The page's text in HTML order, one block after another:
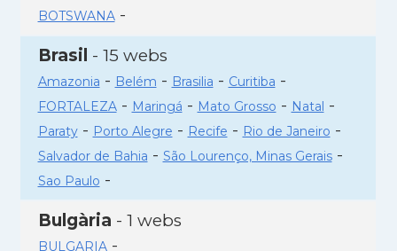
BOTSWANA-
Brasil - 15 webs
Amazonia - Belém - Brasilia - Curitiba -
FORTALEZA- Maringá - Mato Grosso - Natal -
Paraty- Porto Alegre - Recife - Rio de Janeiro -
Salvador de Bahia - São Lourenço, Minas Gerais-
Sao Paulo -
Bulgària - 1 webs
BULGARIA-